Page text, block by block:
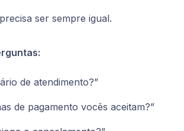
ser sempre igual.
de atendimento?”
de pagamento vocês aceitam?”